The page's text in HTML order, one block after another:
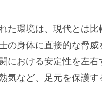
た環境は、現代とは
の身体に直接的な脅
における安定性を左
気など、足元を保護